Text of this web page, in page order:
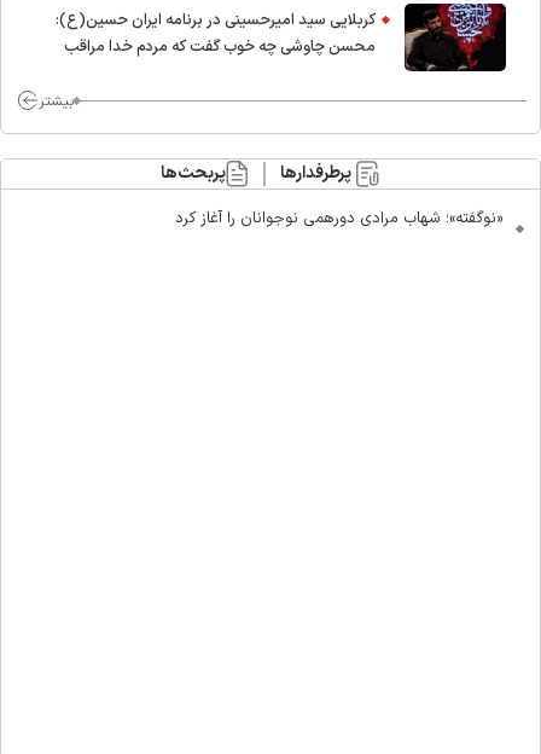
کربلایی سید امیر‌حسینی در برنامه ایران حسین(ع):
محسن چاوشی چه خوب گفت که مردم خدا مراقب
بیشتر
پرطرفدارها پربحث‌ها
«نوگفته»؛ شهاب مرادی دورهمی نوجوانان را آغاز کرد